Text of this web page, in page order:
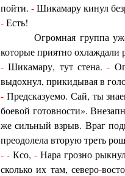
пойти. -Шикамару кинул
-Есть!
Огромная группа
которые приятно охлаждали
- Шикамару, тут стена.-
выдохнул, прикидывая в
- Предсказуемо. Сай, ты
боевой готовности».
же сильный взрыв. Враг
преодолела вторую треть
- - Ксо,- Нара грозно
сколько их там, северо-